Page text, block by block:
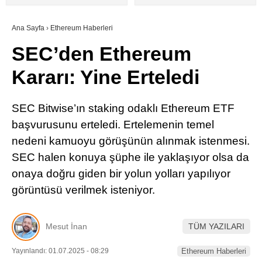
Youtube
TikTok
Pinterest
LinkedIn
Telegram
SÖZLÜK
Ana Sayfa › Ethereum Haberleri
SEC’den Ethereum
Kararı: Yine Erteledi
SEC Bitwise’ın staking odaklı Ethereum ETF
başvurusunu erteledi. Ertelemenin temel
nedeni kamuoyu görüşünün alınmak istenmesi.
SEC halen konuya şüphe ile yaklaşıyor olsa da
onaya doğru giden bir yolun yolları yapılıyor
görüntüsü verilmek isteniyor.
Mesut İnan TÜM YAZILARI
Yayınlandı: 01.07.2025 - 08:29 Ethereum Haberleri